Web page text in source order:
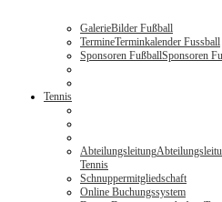
GalerieBilder Fußball
TermineTerminkalender Fussball
Sponsoren FußballSponsoren
Tennis
Abteilungsleitung
Tennis
Schnuppermitgliedschaft
Online Buchungssystem